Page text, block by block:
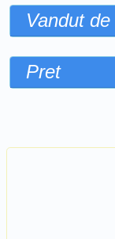
Vandut de
Pret